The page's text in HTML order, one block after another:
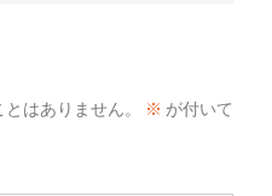
はありません。 ※ が付いて